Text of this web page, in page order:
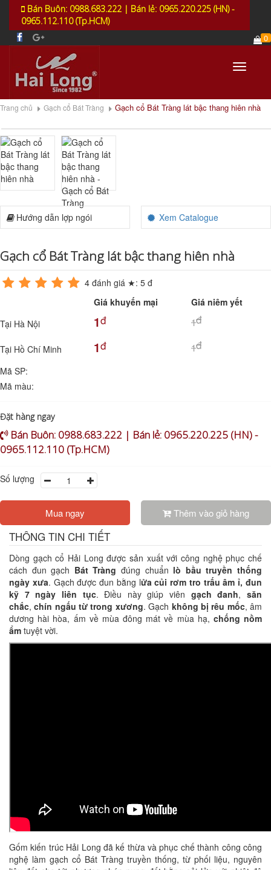
Bán Buôn: 0988.683.222 | Bán lẻ: 0965.220.225 (HN) -
0965.112.110 (Tp.HCM)
0
Toggle
Trang chủ Gạch cổ Bát Tràng Gạch cổ Bát Tràng lát bậc thang hiên nhà
Hướng dẫn lợp ngói Xem Catalogue
Gạch cổ Bát Tràng lát bậc thang hiên nhà
4 đánh giá ★: 5 đ
Giá khuyến mại
Giá niêm yết
Tại Hà Nội
1đ 1đ
Tại Hồ Chí Minh 1đ 1đ
Mã SP:
Mã màu:
Đặt hàng ngay
Bán Buôn: 0988.683.222 | Bán lẻ: 0965.220.225 (HN) -
0965.112.110 (Tp.HCM)
Số lượng
Mua ngay Thêm vào giỏ hàng
THÔNG TIN CHI TIẾT
Dòng gạch cổ Hải Long được sản xuất với công nghệ phục chế
cách đun gạch Bát Tràng đúng chuẩn lò bầu truyền thống
ngày xưa. Gạch được đun bằng lửa củi rơm tro trấu âm ỉ, đun
kỹ 7 ngày liên tục. Điều này giúp viên gạch đanh,săn
chắc,chín ngấu từ trong xương. Gạch không bị rêu mốc, âm
dương hài hòa, ấm về mùa đông mát về mùa hạ, chống nồm
ẩm tuyệt vời.
Gốm kiến trúc Hải Long đã kế thừa và phục chế thành công công
nghệ làm gạch cổ Bát Tràng truyền thống, từ phối liệu, nguyên